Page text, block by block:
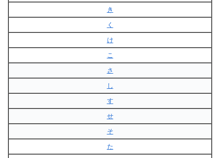
き
く
け
こ
さ
し
す
せ
そ
た